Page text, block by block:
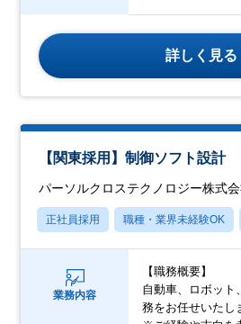
詳しく見る
【関東採用】制御ソフト設計
パーソルクロステクノロジー株式
正社員採用 職種・業界未経験OK
業務内容
【職務概要】
自動車、ロボット
務をお任せいたし